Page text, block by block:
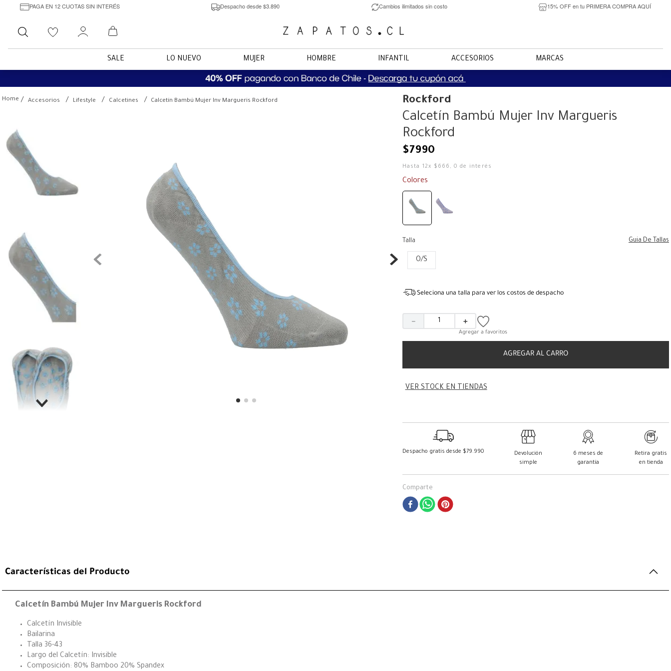
PAGA EN 12 CUOTAS SIN INTERÉS Despacho desde $3.890 Cambios ilimitados sin costo 15% OFF en tu PRIMERA COMPRA AQUÍ
Buscar
SALE LO NUEVO MUJER HOMBRE INFANTIL ACCESORIOS MARCAS
Accesorios Lifestyle Calcetines Calcetín Bambú Mujer Inv Margueris Rockford Rockford
Calcetín Bambú Mujer Inv Margueris
Rockford
$7990
Hasta 12x $ 666 , 0 de interés
Colores
Talla Guia De Tallas
O/S
Seleciona una talla para ver los costos de despacho
＋
－
AGREGAR AL CARRO
VER STOCK EN TIENDAS
Despacho gratis desde $79.990
Devolución
simple
6 meses de
garantía
Retira gratis
en tienda
Comparte
Características del Producto
Calcetín Bambú Mujer Inv Margueris Rockford
Calcetín Invisible
Bailarina
Talla 36-43
Largo del Calcetín: Invisible
Composición: 80% Bamboo 20% Spandex